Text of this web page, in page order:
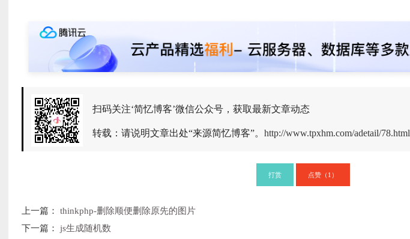
扫码关注‘简忆博客’微信公众号，获取最新文章动态
转载：请说明文章出处“来源简忆博客”。http://www.tpxhm.com/adetail/78.html
打赏 点赞（ 1 ）
上一篇： thinkphp-删除顺便删除原先的图片
下一篇： js生成随机数